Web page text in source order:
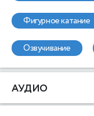
фигурное катание
озвучивание
АУДИО